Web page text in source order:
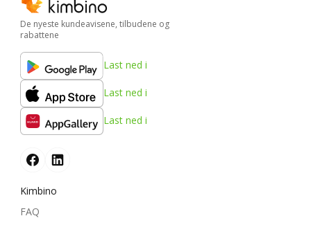
De nyeste kundeavisene, tilbudene og
rabattene
Last ned i
Last ned i
Last ned i
Kimbino
FAQ